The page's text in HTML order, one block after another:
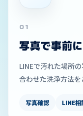
01
写真で事前
LINEで汚れた場所
合わせた洗浄方法を
写真確認 LINE相